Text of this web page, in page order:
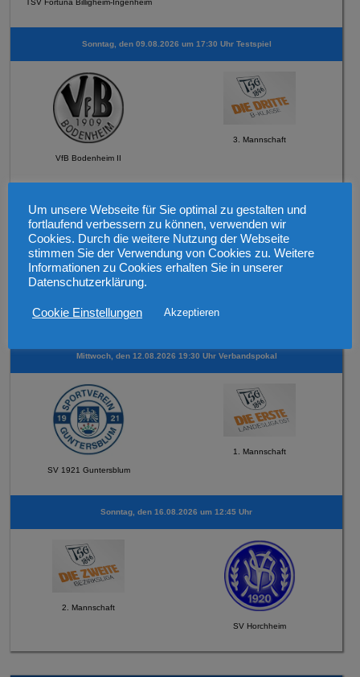
TSV Fortuna Billigheim-Ingenheim
Sonntag, den 09.08.2026 um 17:30 Uhr Testspiel
VfB Bodenheim II
3. Mannschaft
FSV Schneppenhausen
Mittwoch, den 12.08.2026 19:30 Uhr Verbandspokal
SV 1921 Guntersblum
1. Mannschaft
Sonntag, den 16.08.2026 um 12:45 Uhr
2. Mannschaft
SV Horchheim
Um unsere Webseite für Sie optimal zu gestalten und
fortlaufend verbessern zu können, verwenden wir
Cookies. Durch die weitere Nutzung der Webseite
stimmen Sie der Verwendung von Cookies zu. Weitere
Informationen zu Cookies erhalten Sie in unserer
Datenschutzerklärung.
Cookie Einstellungen Akzeptieren